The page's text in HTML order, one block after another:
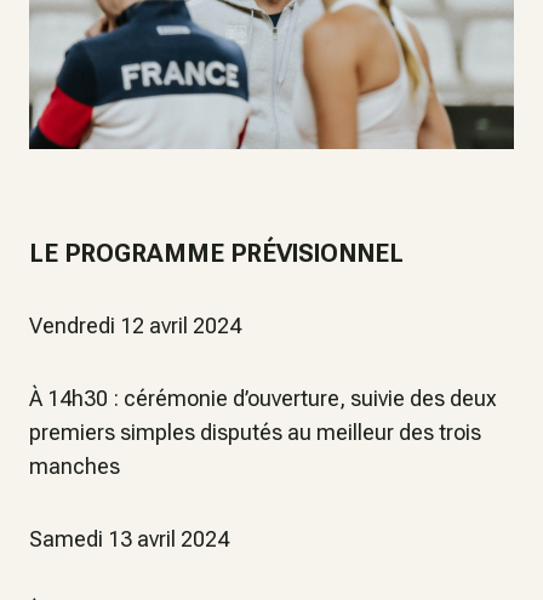
LE PROGRAMME PRÉVISIONNEL
Vendredi 12 avril 2024
À 14h30 : cérémonie d’ouverture, suivie des deux
premiers simples disputés au meilleur des trois
manches
Samedi 13 avril 2024